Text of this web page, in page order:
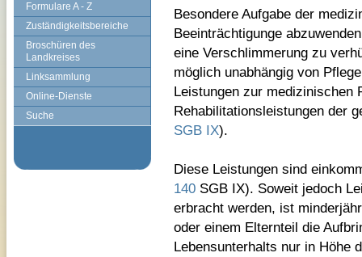
Formulare A - Z
Zuständigkeitsbereiche
Broschüren des
Landkreises
Linksammlung
Online-Dienste
Suche
Besondere Aufgabe der
Beeinträchtigunge
eine Verschlimmerung zu
möglich unabhängig von
Leistungen zur medizinischen
Rehabilitationsleistungen der
SGB IX).
Diese Leistungen sind
140 SGB IX). Soweit jedoch
erbracht werden, ist
oder einem Elternteil die
Lebensunterhalts nur in Höhe